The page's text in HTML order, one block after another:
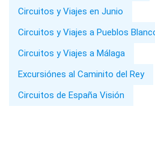
Circuitos y Viajes en Junio
Circuitos y Viajes a Pueblos
Circuitos y Viajes a Málaga
Excursiónes al Caminito del Rey
Circuitos de España Visión